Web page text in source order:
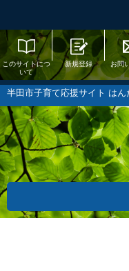
このサイトにつ
いて
新規登録 お問
半田市子育て応援サイト はん